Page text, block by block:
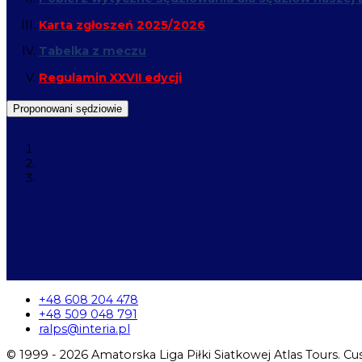
Karta zgłoszeń 2025/2026
Tabelka z meczu
Regulamin XXVII edycji
Proponowani sędziowie
+48 608 204 478
+48 509 048 791
ralps@interia.pl
© 1999 - 2026 Amatorska Liga Piłki Siatkowej Atlas Tours.